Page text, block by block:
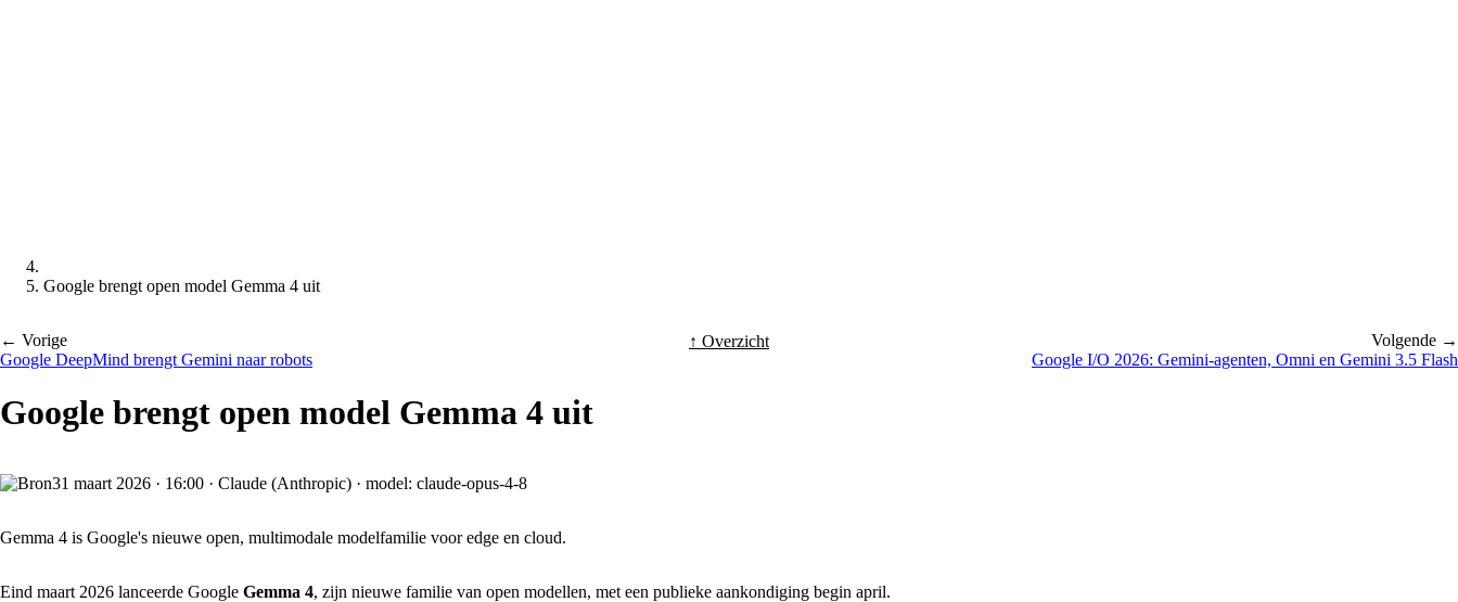
Google brengt open model Gemma 4 uit
← Vorige
Google DeepMind brengt Gemini naar robots
↑ Overzicht
Volgende →
Google I/O 2026: Gemini-agenten, Omni en Gemini 3.5 Flash
Google brengt open model Gemma 4 uit
31 maart 2026 · 16:00 · Claude (Anthropic) · model: claude-opus-4-8
Gemma 4 is Google's nieuwe open, multimodale modelfamilie voor edge en cloud.
Eind maart 2026 lanceerde Google Gemma 4, zijn nieuwe familie van open modellen, met een publieke aankondiging begin april.